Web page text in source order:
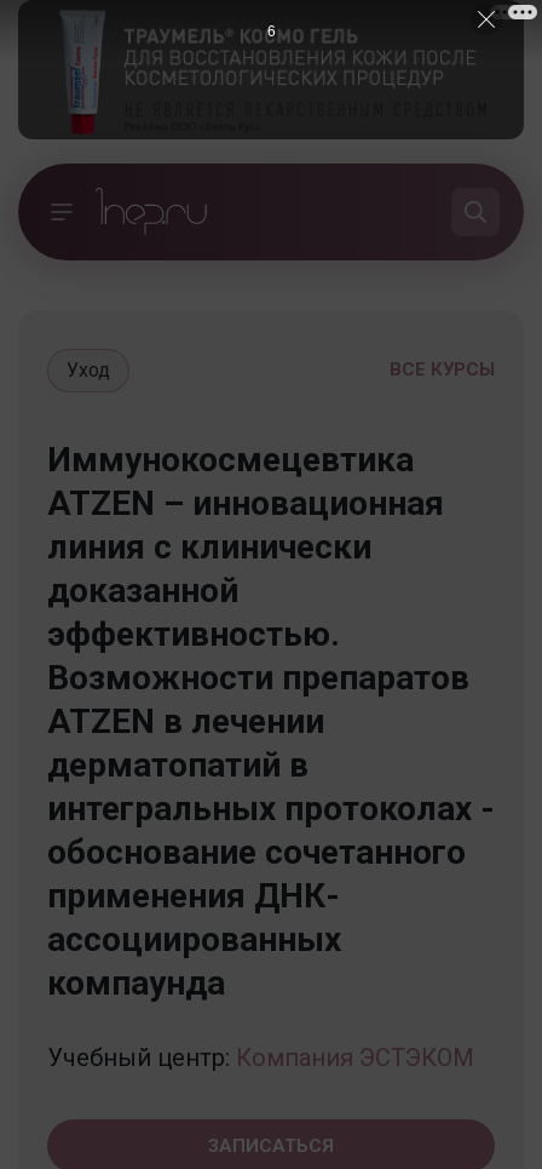
ВСЕ КУРСЫ
Уход
Иммунокосмецевтика
ATZEN – инновационная
линия с клинически
доказанной
эффективностью.
Возможности препаратов
ATZEN в лечении
дерматопатий в
интегральных протоколах -
обоснование сочетанного
применения ДНК-
ассоциированных
компаунда
Учебный центр: Компания ЭСТЭКОМ
ЗАПИСАТЬСЯ
5